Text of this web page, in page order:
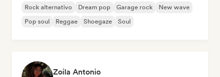
Rock alternativo Dream pop Garage rock
New wave
Pop soul
Reggae Shoegaze Soul
Zoila Antonio